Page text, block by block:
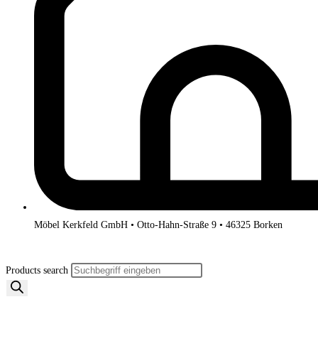
Möbel Kerkfeld GmbH • Otto-Hahn-Straße 9 • 46325 Borken
Products search